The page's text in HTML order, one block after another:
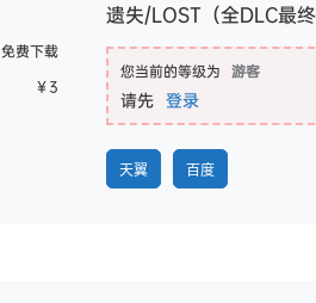
免费下载
￥3
遗失/LOST（全DLC最终
您当前的等级为 游客
请先 登录
天翼 百度